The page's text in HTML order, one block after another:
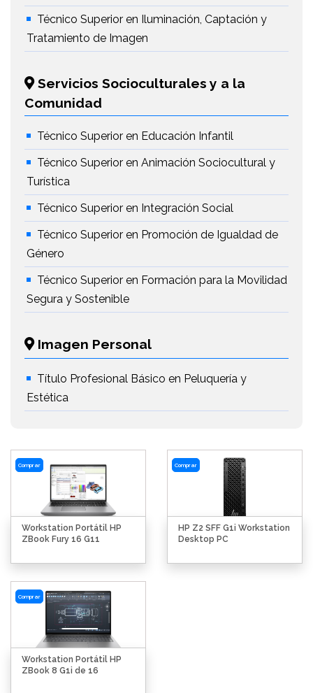
Técnico Superior en Iluminación, Captación y
Tratamiento de Imagen
Servicios Socioculturales y a la
Comunidad
Técnico Superior en Educación Infantil
Técnico Superior en Animación Sociocultural y
Turística
Técnico Superior en Integración Social
Técnico Superior en Promoción de Igualdad de
Género
Técnico Superior en Formación para la Movilidad
Segura y Sostenible
Imagen Personal
Título Profesional Básico en Peluquería y
Estética
Comprar
Workstation Portátil HP
ZBook Fury 16 G11
Comprar
HP Z2 SFF G1i Workstation
Desktop PC
Comprar
Workstation Portátil HP
ZBook 8 G1i de 16